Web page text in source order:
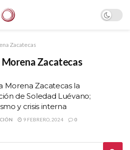
Zacatecas
Morena Zacatecas
Morena Zacatecas la
de Soledad Luévano;
y crisis interna
9 FEBRERO, 2024 0